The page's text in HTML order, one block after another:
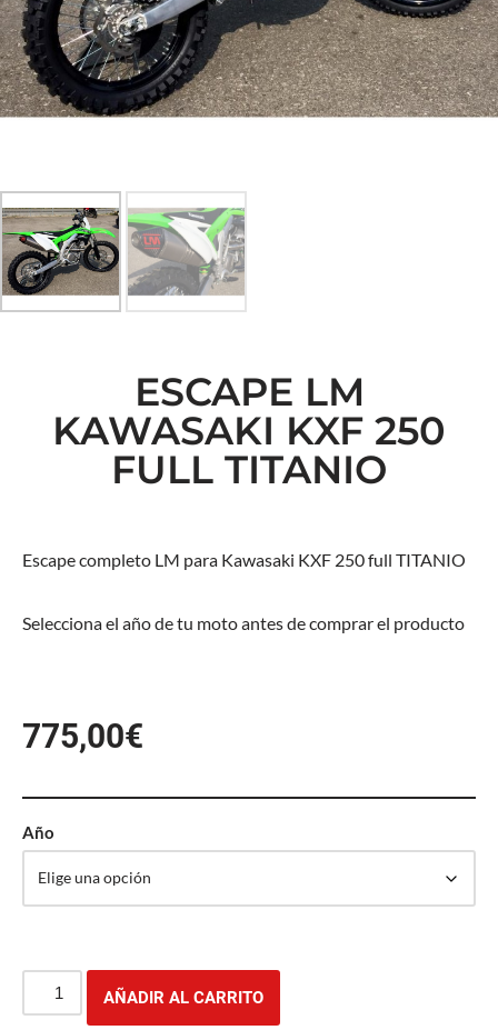
ESCAPE LM
KAWASAKI KXF 250
FULL TITANIO
Escape completo LM para Kawasaki KXF 250 full TITANIO
Selecciona el año de tu moto antes de comprar el producto
775,00€
Año
AÑADIR AL CARRITO